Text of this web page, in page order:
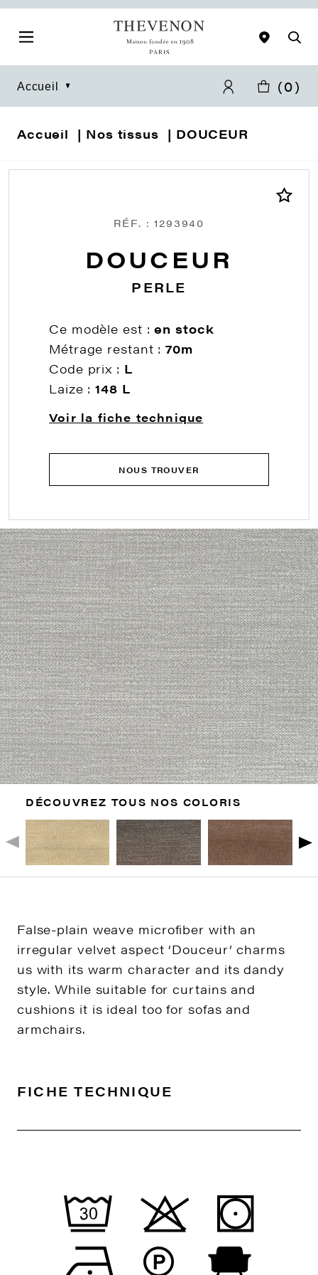
Accueil (0)
Accueil Nos tissus DOUCEUR
RÉF. : 1293940
DOUCEUR
PERLE
Ce modèle est :en stock
Métrage restant :70m
Code prix : L
Laize :148 L
Voir la fiche technique
NOUS TROUVER
DÉCOUVREZ TOUS NOS COLORIS
False-plain weave microfiber with an
irregular velvet aspect ‘Douceur’ charms
us with its warm character and its dandy
style. While suitable for curtains and
cushions it is ideal too for sofas and
armchairs.
FICHE TECHNIQUE